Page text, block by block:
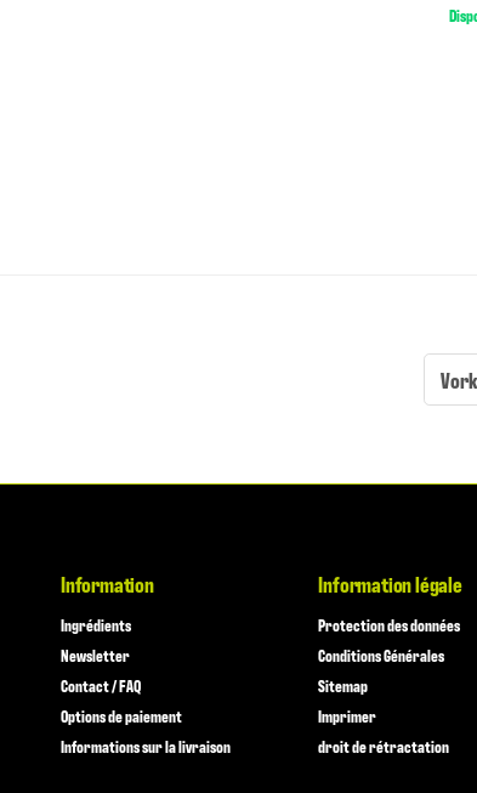
Information
Ingrédients
Newsletter
Contact / FAQ
Options de paiement
Informations sur la livraison
Information légale
Protection des données
Conditions Générales
Sitemap
Imprimer
droit de rétractation